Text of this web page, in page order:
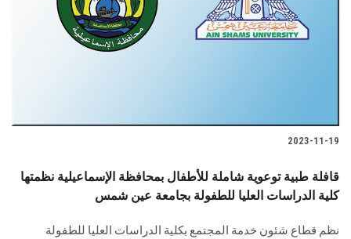
2023-11-19
قافلة طبية توعوية شاملة للأطفال بمحافظة الإسماعيلية نظمتها
كلية الدراسات العليا للطفولة بجامعة عين شمس
نظم قطاع شئون خدمة المجتمع بكلية الدراسات العليا للطفولة